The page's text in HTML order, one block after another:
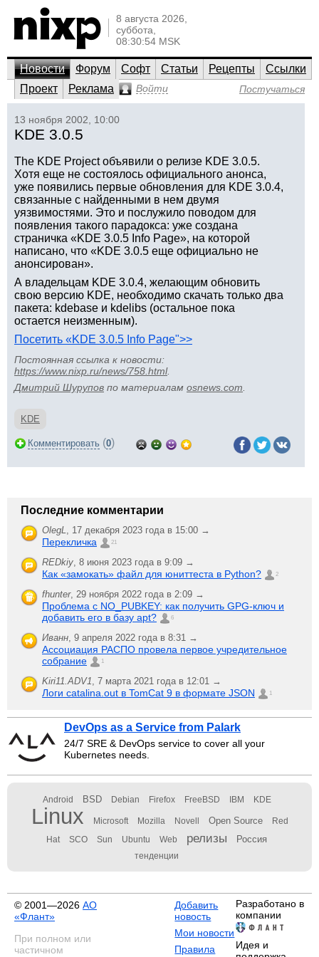
8 августа 2026,
суббота,
08:30:54 MSK
Новости Форум Софт Статьи Рецепты
Ссылки
Проект
Реклама Войти Постучаться
13 ноября 2002, 10:00
KDE 3.0.5
The KDE Project объявили о релизе KDE 3.0.5.
Хотя еще не состоялось официального анонса,
уже появились первые обновления для KDE 3.0.4,
связанные с найденными в нем двумя
уязвимостями. Это и послужило поводом для
появления такого парадокса: уже создана
страничка «KDE 3.0.5 Info Page», на которой
написано, что «KDE 3.0.5 еще официально не
анонсирован».
А владельцам KDE 3.0.4, желающим обновить
свою версию KDE, необходимо скачать только два
пакета: kdebase и kdelibs (остальное пока
остается неизменным).
Посетить «KDE 3.0.5 Info Page">>
Постоянная ссылка к новости:
https://www.nixp.ru/news/758.html.
Дмитрий Шурупов по материалам osnews.com
KDE
Комментировать (0)
Последние комментарии
OlegL, 17 декабря 2023 года в 15:00 →
Перекличка 21
REDkiy, 8 июня 2023 года в 9:09 →
Как «замокать» файл для юниттеста в Python? 2
fhunter, 29 ноября 2022 года в 2:09 →
Проблема с NO_PUBKEY: как получить GPG-ключ и
добавить его в базу apt?
6
Иванн, 9 апреля 2022 года в 8:31 →
Ассоциация РАСПО провела первое учредительное
собрание
1
Kiri11.ADV1, 7 марта 2021 года в 12:01 →
Логи catalina.out в TomCat 9 в формате JSON 1
DevOps as a Service from Palark
24/7 SRE & DevOps service to cover all your
Kubernetes needs.
Android BSD Debian Firefox FreeBSD IBM KDE
Linux Microsoft Mozilla Novell Open Source Red
Hat SCO Sun Ubuntu Web релизы Россия
тенденции
© 2001—2026 АО
«Флант»
При полном или
частичном
Добавить
новость
Мои новости
Правила
Разработано в
компании
Идея и